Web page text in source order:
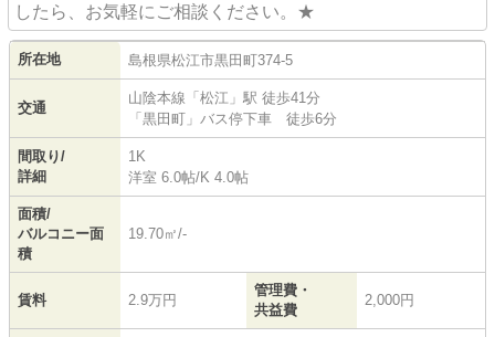
したら、お気軽にご相談ください。★
所在地 島根県松江市黒田町374-5
交通
山陰本線 「 松江 」駅 徒歩41分
「黒田町」バス停下車 徒歩6分
間取り/
詳細
1K
洋室 6.0帖/K 4.0帖
面積/
バルコニー面
積
19.70㎡/-
賃料 2.9万円
管理費・
共益費
2,000円